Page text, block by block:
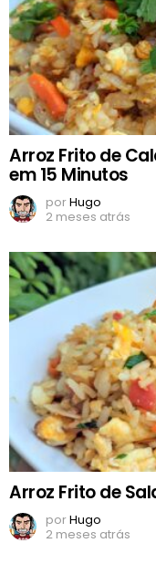
Arroz Frito de
em 15 Minutos
porHugo
2 meses atrás
Arroz Frito de
porHugo
2 meses atrás